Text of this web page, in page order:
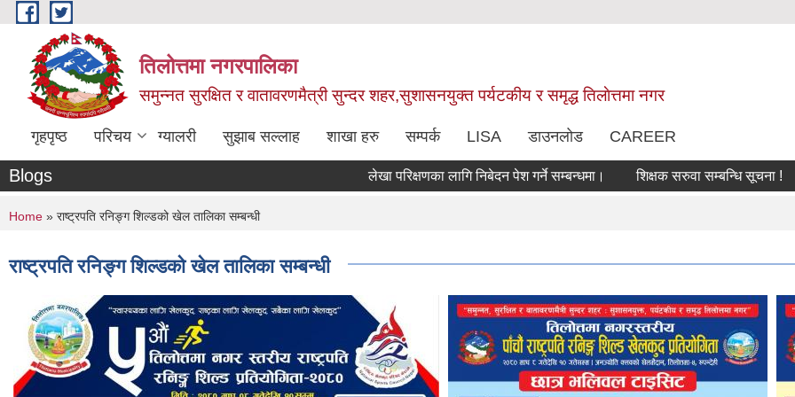
Skip to main content
तिलोत्तमा नगरपालिका
समुन्नत सुरक्षित र वातावरणमैत्री सुन्दर शहर,सुशासनयुक्त पर्यटकीय र समृद्ध तिलाेत्तमा नगर
गृहपृष्ठ परिचय ग्यालरी सुझाब सल्लाह शाखा हरु सम्पर्क LISA डाउनलोड CAREER
Blogs लेखा परिक्षणका लागि निबेदन पेश गर्ने सम्बन्धमा। शिक्षक सरुवा सम्बन्धि सूचना !
You are here
Home » राष्ट्रपति रनिङ्ग शिल्डको खेल तालिका सम्बन्धी
राष्ट्रपति रनिङ्ग शिल्डको खेल तालिका सम्बन्धी